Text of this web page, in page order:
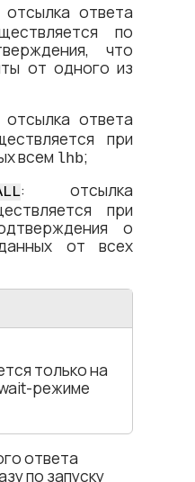
отсылка ответа
по
что
от одного из
отсылка ответа
при
всем lhb;
: отсылка
при
о
от всех
только на
режиме
ответа
по запуску